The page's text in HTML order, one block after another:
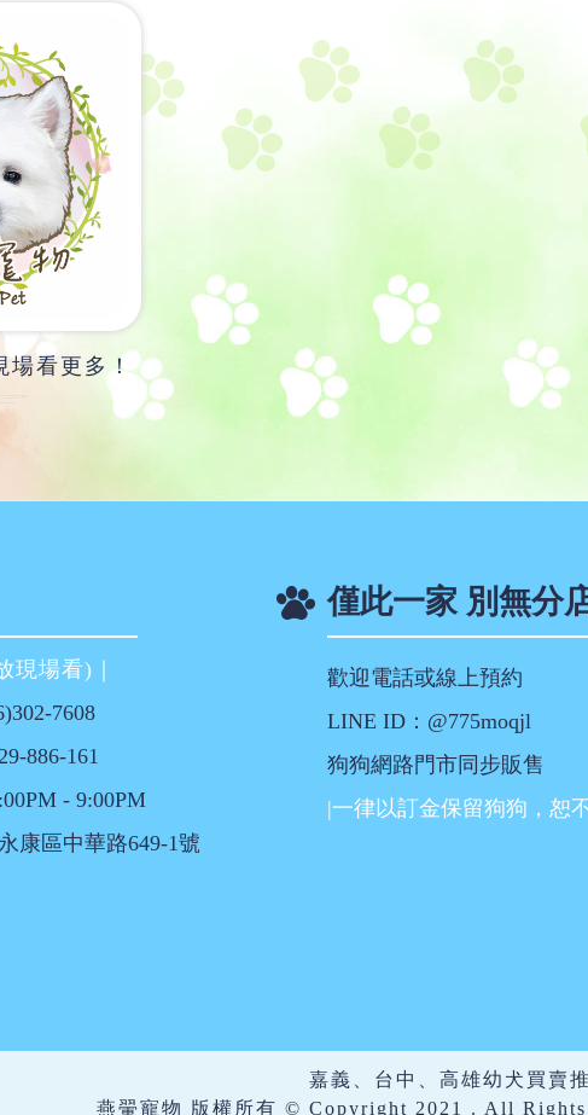
場看更多！
現場看)｜
7608
886-161
- 9:00PM
康區中華路649-1號
僅此一家 別無分
歡迎電話或線上預約
LINE ID：@775moqjl
狗狗網路門市同步販售
|一律以訂金保留狗狗，恕
嘉義、台中、高雄幼犬買賣
燕翬寵物 版權所有 © Copyright 2021 . All Rights